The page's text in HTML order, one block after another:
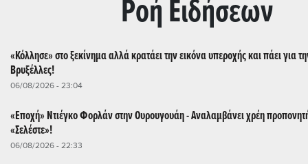
Ρoή Ειδήσεων
«Κόλλησε» στο ξεκίνημα αλλά κρατάει την εικόνα υπεροχής και πάει για
Βρυξέλλες!
06/08/2026 - 23:04
«Εποχή» Ντιέγκο Φορλάν στην Ουρουγουάη - Αναλαμβάνει χρέη
«Σελέστε»!
06/08/2026 - 22:33